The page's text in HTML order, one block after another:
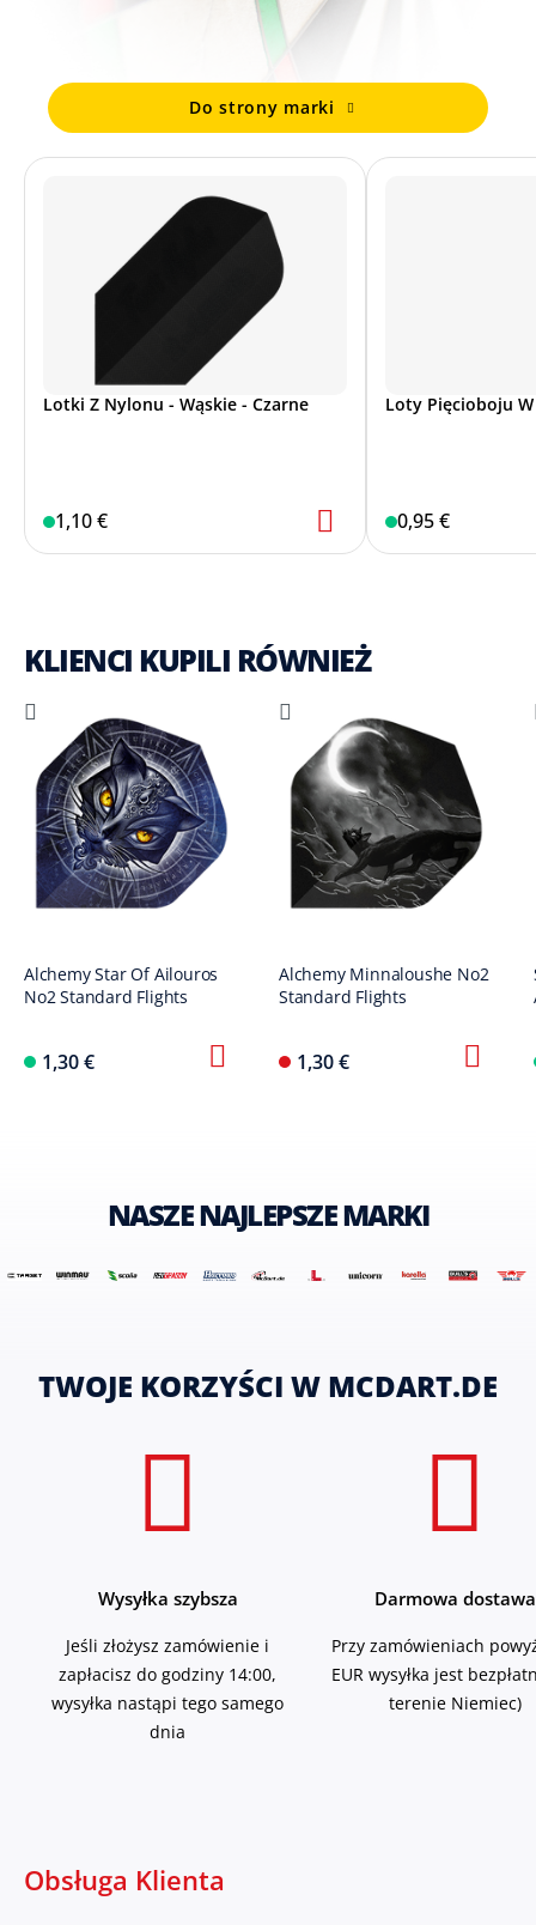
Do strony marki
Lotki Z Nylonu - Wąskie - Czarne
1,10 €
Loty Pięcioboju
0,95 €
KLIENCI KUPILI RÓWNIEŻ
Alchemy Star Of Ailouros
No2 Standard Flights
1,30 €
Alchemy Minnaloushe No2
Standard Flights
1,30 €
NASZE NAJLEPSZE MARKI
TWOJE KORZYŚCI W MCDART.DE
Wysyłka szybsza
Jeśli złożysz zamówienie i
zapłacisz do godziny 14:00,
wysyłka nastąpi tego samego
dnia
Darmowa dostawa
Przy zamówieniach
EUR wysyłka jest
terenie Niemiec)
Obsługa Klienta